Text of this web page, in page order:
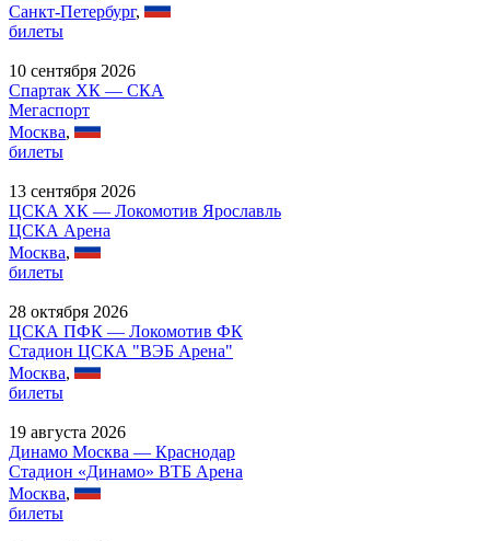
Санкт-Петербург,
билеты
10 сентября 2026
Спартак ХК — СКА
Мегаспорт
Москва,
билеты
13 сентября 2026
ЦСКА ХК — Локомотив Ярославль
ЦСКА Арена
Москва,
билеты
28 октября 2026
ЦСКА ПФК — Локомотив ФК
Стадион ЦСКА "ВЭБ Арена"
Москва,
билеты
19 августа 2026
Динамо Москва — Краснодар
Стадион «Динамо» ВТБ Арена
Москва,
билеты